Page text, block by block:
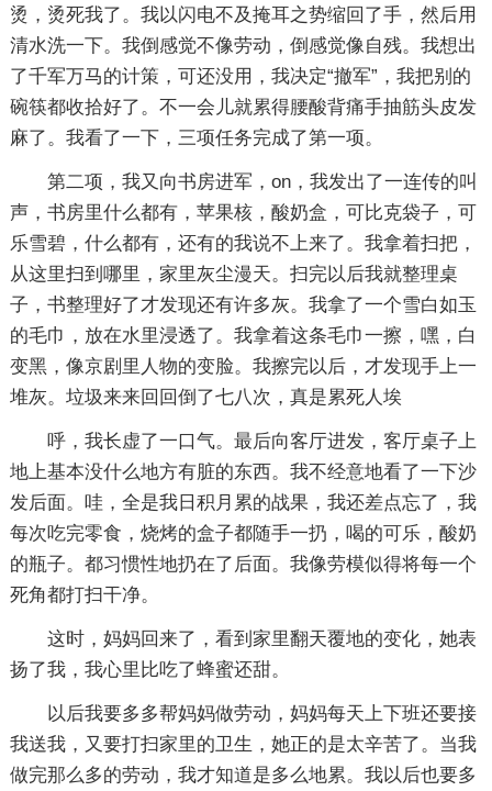
烫，烫死我了。我以闪电不及掩耳之势缩回了手，然后用
清水洗一下。我倒感觉不像劳动，倒感觉像自残。我想出
了千军万马的计策，可还没用，我决定“撤军”，我把别的
碗筷都收拾好了。不一会儿就累得腰酸背痛手抽筋头皮发
麻了。我看了一下，三项任务完成了第一项。
第二项，我又向书房进军，on，我发出了一连传的叫
声，书房里什么都有，苹果核，酸奶盒，可比克袋子，可
乐雪碧，什么都有，还有的我说不上来了。我拿着扫把，
从这里扫到哪里，家里灰尘漫天。扫完以后我就整理桌
子，书整理好了才发现还有许多灰。我拿了一个雪白如玉
的毛巾，放在水里浸透了。我拿着这条毛巾一擦，嘿，白
变黑，像京剧里人物的变脸。我擦完以后，才发现手上一
堆灰。垃圾来来回回倒了七八次，真是累死人埃
呼，我长虚了一口气。最后向客厅进发，客厅桌子上
地上基本没什么地方有脏的东西。我不经意地看了一下沙
发后面。哇，全是我日积月累的战果，我还差点忘了，我
每次吃完零食，烧烤的盒子都随手一扔，喝的可乐，酸奶
的瓶子。都习惯性地扔在了后面。我像劳模似得将每一个
死角都打扫干净。
这时，妈妈回来了，看到家里翻天覆地的变化，她表
扬了我，我心里比吃了蜂蜜还甜。
以后我要多多帮妈妈做劳动，妈妈每天上下班还要接
我送我，又要打扫家里的卫生，她正的是太辛苦了。当我
做完那么多的劳动，我才知道是多么地累。我以后也要多